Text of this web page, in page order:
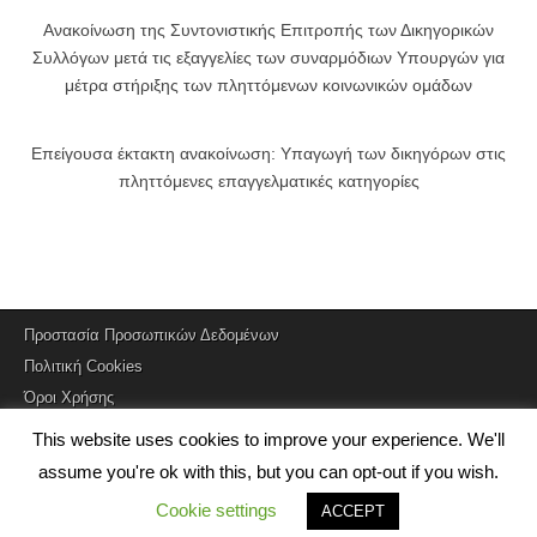
Ανακοίνωση της Συντονιστικής Επιτροπής των Δικηγορικών
Συλλόγων μετά τις εξαγγελίες των συναρμόδιων Υπουργών για
μέτρα στήριξης των πληττόμενων κοινωνικών ομάδων
Επείγουσα έκτακτη ανακοίνωση: Υπαγωγή των δικηγόρων στις
πληττόμενες επαγγελματικές κατηγορίες
Προστασία Προσωπικών Δεδομένων
Πολιτική Cookies
Όροι Χρήσης
Δικηγορικός Σύλλογος Άρτας. All Rights Reserved.
The Magazine Premium Theme bybavotasan.com
This website uses cookies to improve your experience. We'll
assume you're ok with this, but you can opt-out if you wish.
Cookie settings
ACCEPT